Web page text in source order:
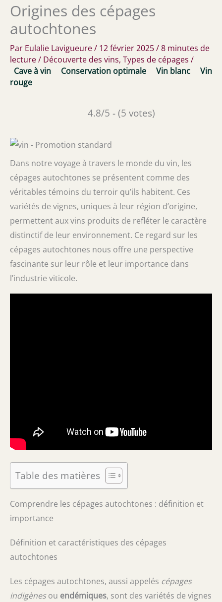
Origines des cépages
autochtones
Par Eulalie Lavigueure/ 12 février 2025/8 minutes de
lecture/ Découverte des vins, Types de cépages /
Cave à vin
Conservation optimale Vin blanc
Vin
rouge
4.8/5 - (5 votes)
Dans notre voyage à travers le monde du vin, les
cépages autochtones se présentent comme des
véritables témoins du terroir qu’ils habitent. Ces
variétés de vignes, uniques à leur région d’origine,
permettent aux vins produits de refléter le caractère
distinctif de leur environnement. Ce regard sur les
cépages autochtones nous offre une perspective
fascinante sur leur rôle et leur importance dans
l’industrie viticole.
Table des matières
Comprendre les cépages autochtones : définition et
importance
Définition et caractéristiques des cépages
autochtones
Les cépages autochtones, aussi appelés cépages
indigènesou endémiques, sont des variétés de vignes